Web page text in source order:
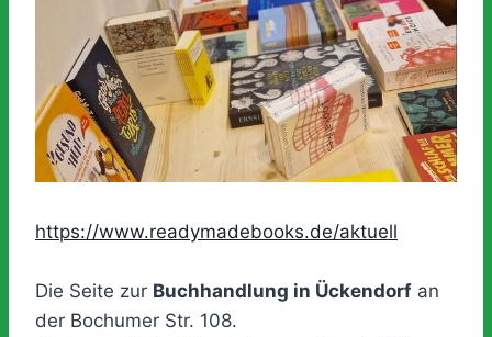
https://www.readymadebooks.de/aktuell
Die Seite zur Buchhandlung in Ückendorf an
der Bochumer Str. 108.